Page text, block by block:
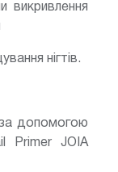
викривлення
нігтів.
за допомогою
Primer JOIA